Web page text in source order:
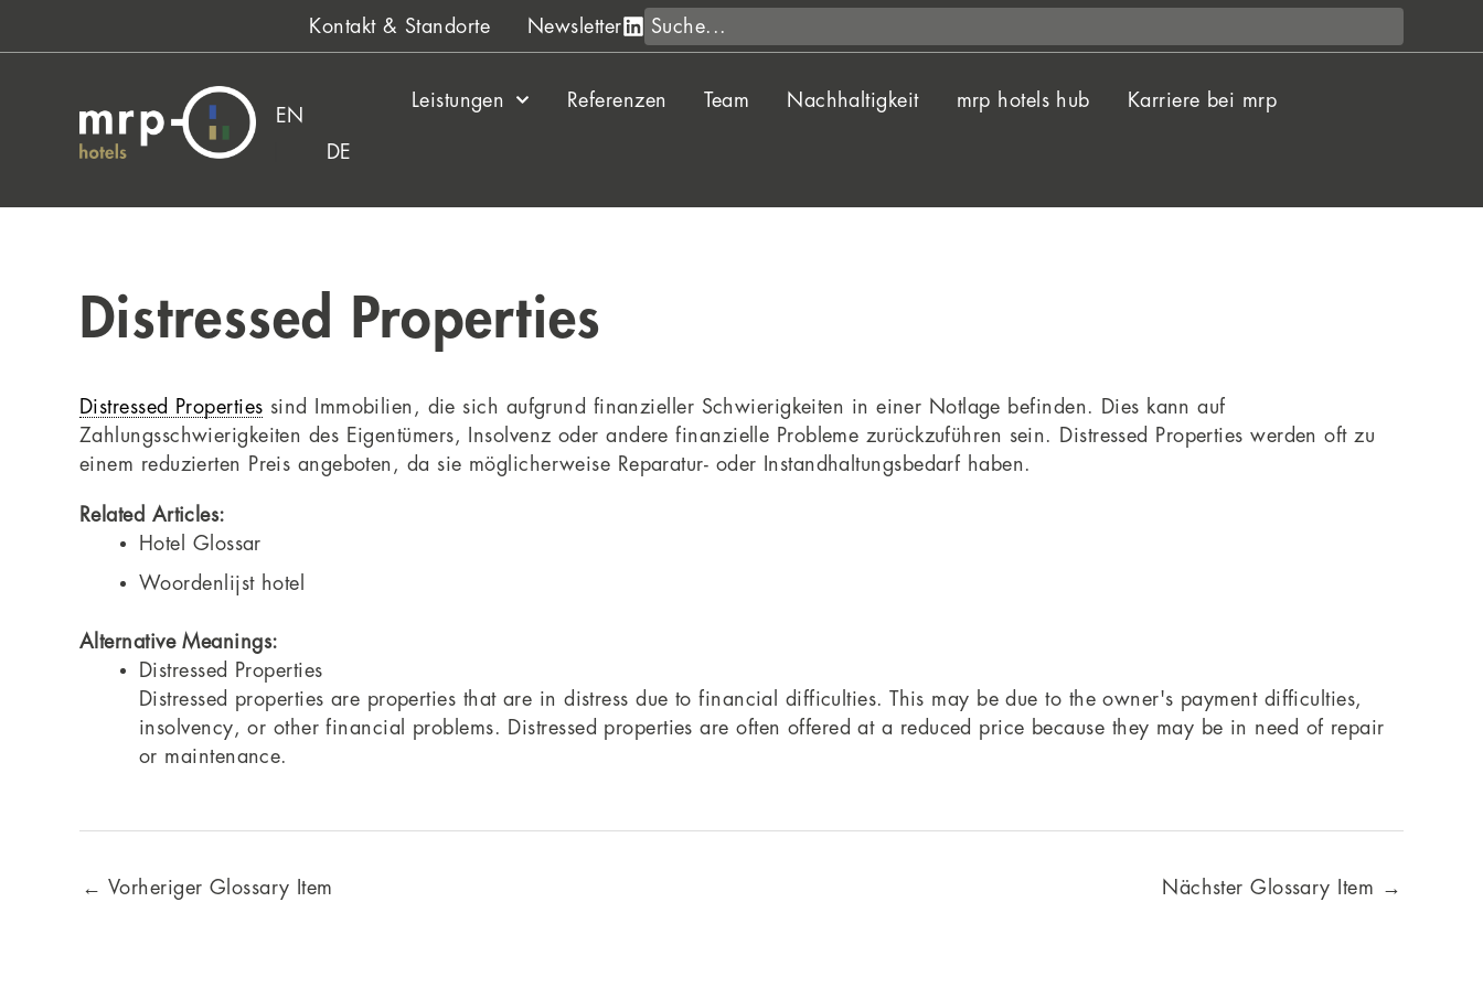
Kontakt & Standorte Newsletter Suche
EN
DE
Leistungen Referenzen Team Nachhaltigkeit mrp hotels hub Karriere bei mrp
Distressed Properties
Distressed Properties sind Immobilien, die sich aufgrund finanzieller Schwierigkeiten in einer Notlage befinden. Dies kann auf
Zahlungsschwierigkeiten des Eigentümers, Insolvenz oder andere finanzielle Probleme zurückzuführen sein. Distressed Properties werden oft zu
einem reduzierten Preis angeboten, da sie möglicherweise Reparatur- oder Instandhaltungsbedarf haben.
Related Articles:
Hotel Glossar
Woordenlijst hotel
Alternative Meanings:
Distressed Properties
Distressed properties are properties that are in distress due to financial difficulties. This may be due to the owner's payment difficulties,
insolvency, or other financial problems. Distressed properties are often offered at a reduced price because they may be in need of repair
or maintenance.
← Vorheriger Glossary Item Nächster Glossary Item →